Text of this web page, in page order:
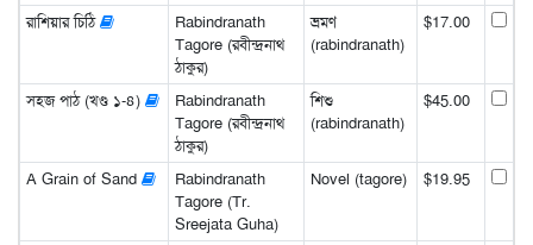
রাশিয়ার চিঠি
Rabindranath
Tagore (রবীন্দ্রনাথ
ঠাকুর)
ভ্রমণ
(rabindranath)
$17.00
সহজ পাঠ (খণ্ড ১-৪)
Rabindranath
Tagore (রবীন্দ্রনাথ
ঠাকুর)
শিশু
(rabindranath)
$45.00
A Grain of Sand
Rabindranath
Tagore (Tr.
Sreejata Guha)
Novel (tagore) $19.95